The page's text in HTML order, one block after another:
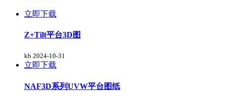
立即下载
Z+Tilt平台3D图
kb 2024-10-31
立即下载
NAF3D系列UVW平台图纸